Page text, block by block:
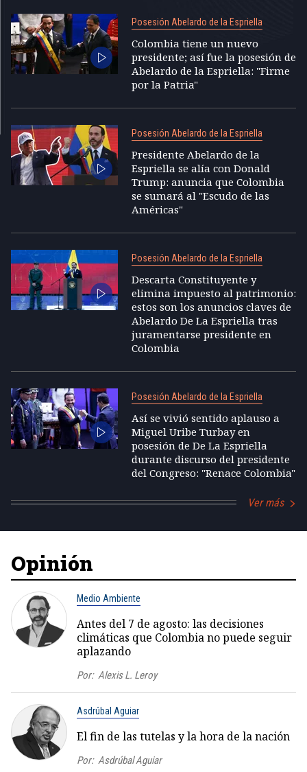
Posesión Abelardo de la Espriella
Colombia tiene un nuevo
presidente; así fue la posesión de
Abelardo de la Espriella: "Firme
por la Patria"
Posesión Abelardo de la Espriella
Presidente Abelardo de la
Espriella se alía con Donald
Trump: anuncia que Colombia
se sumará al "Escudo de las
Américas"
Posesión Abelardo de la Espriella
Descarta Constituyente y
elimina impuesto al patrimonio:
estos son los anuncios claves de
Abelardo De La Espriella tras
juramentarse presidente en
Colombia
Posesión Abelardo de la Espriella
Así se vivió sentido aplauso a
Miguel Uribe Turbay en
posesión de De La Espriella
durante discurso del presidente
del Congreso: "Renace Colombia"
Ver más
Opinión
Medio Ambiente
Antes del 7 de agosto: las decisiones
climáticas que Colombia no puede seguir
aplazando
Por: Alexis L. Leroy
Asdrúbal Aguiar
El fin de las tutelas y la hora de la nación
Por: Asdrúbal Aguiar